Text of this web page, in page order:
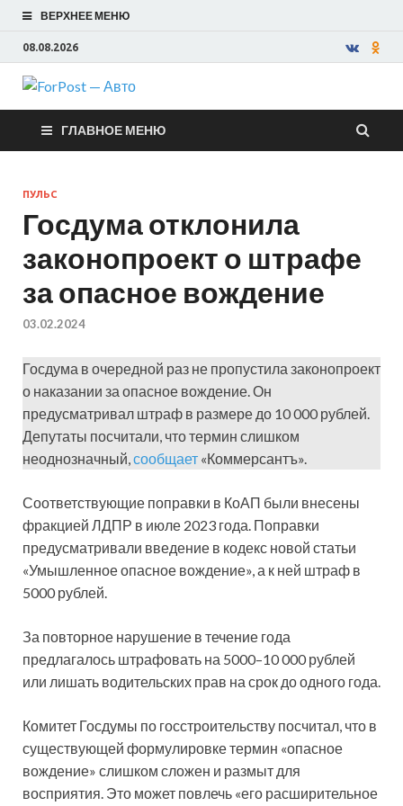
ВЕРХНЕЕ МЕНЮ
08.08.2026
ForPost —
Авто
ГЛАВНОЕ МЕНЮ
ПУЛЬС
Госдума отклонила
законопроект о штрафе
за опасное вождение
03.02.2024
Госдума в очередной раз не пропустила законопроект
о наказании за опасное вождение. Он
предусматривал штраф в размере до 10 000 рублей.
Депутаты посчитали, что термин слишком
неоднозначный,сообщает «Коммерсантъ».
Соответствующие поправки в КоАП были внесены
фракцией ЛДПР в июле 2023 года. Поправки
предусматривали введение в кодекс новой статьи
«Умышленное опасное вождение», а к ней штраф в
5000 рублей.
За повторное нарушение в течение года
предлагалось штрафовать на 5000–10 000 рублей
или лишать водительских прав на срок до одного года.
Комитет Госдумы по госстроительству посчитал, что в
существующей формулировке термин «опасное
вождение» слишком сложен и размыт для
восприятия. Это может повлечь «его расширительное